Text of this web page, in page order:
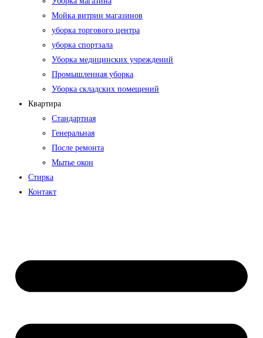
Мойка витрин магазинов
уборка торгового центра
уборка спортзала
Уборка медицинских учреждений
Промышленная уборка
Уборка складских помещений
Квартира
Стандартная
Генеральная
После ремонта
Мытье окон
Стирка
Контакт